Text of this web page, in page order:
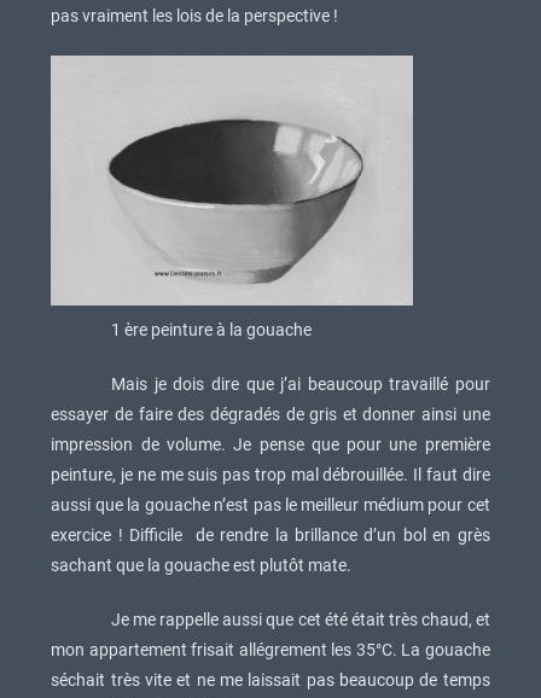
pas vraiment les lois de la perspective !
1 ère peinture à la gouache
Mais je dois dire que j’ai beaucoup travaillé pour
essayer de faire des dégradés de gris et donner ainsi une
impression de volume. Je pense que pour une première
peinture, je ne me suis pas trop mal débrouillée. Il faut dire
aussi que la gouache n’est pas le meilleur médium pour cet
exercice ! Difficile de rendre la brillance d’un bol en grès
sachant que la gouache est plutôt mate.
Je me rappelle aussi que cet été était très chaud, et
mon appartement frisait allégrement les 35°C. La gouache
séchait très vite et ne me laissait pas beaucoup de temps